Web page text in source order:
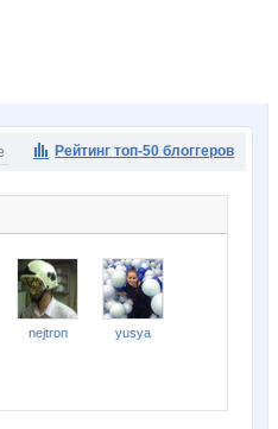
Рейтинг топ-50 блоггеров
nejtron yusya